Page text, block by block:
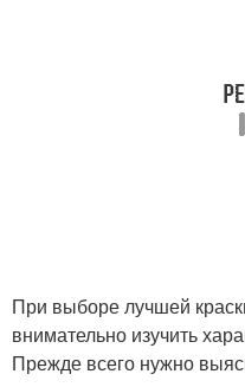
При выборе лучшей
внимательно изучить
Прежде всего нужно